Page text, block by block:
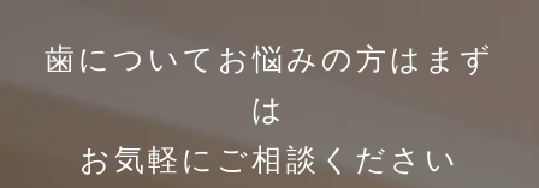
歯についてお悩みの方は まず
は
お気軽にご相談ください